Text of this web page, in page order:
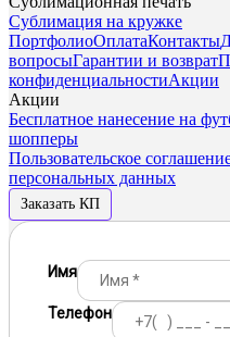
Сублимация на кружке
ПортфолиоОплатаКонтакты
вопросыГарантии и возврат
конфиденциальностиАкции
Акции
Бесплатное нанесение на
шопперы
Пользовательское
персональных данных
Заказать КП
Имя
Телефон